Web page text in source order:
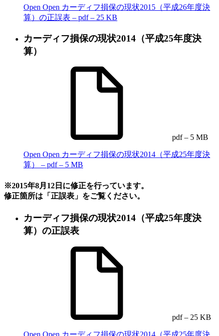
Open Open カーディフ損保の現状2015（平成26年度決
算）の正誤表 – pdf – 25 KB
カーディフ損保の現状2014（平成25年度決
算）
pdf – 5 MB
Open Open カーディフ損保の現状2014（平成25年度決
算） – pdf – 5 MB
※2015年8月12日に修正を行っています。
修正箇所は「正誤表」をご覧ください。
カーディフ損保の現状2014（平成25年度決
算）の正誤表
pdf – 25 KB
Open Open カーディフ損保の現状2014（平成25年度決